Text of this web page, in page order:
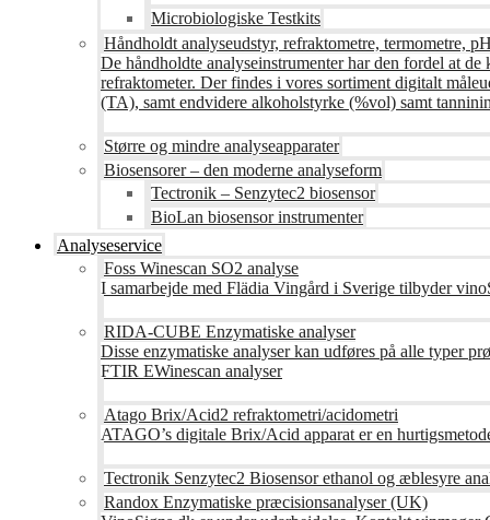
Microbiologiske Testkits
Håndholdt analyseudstyr, refraktometre, termometre,
De håndholdte analyseinstrumenter har den fordel at
refraktometer. Der findes i vores sortiment digitalt
(TA), samt endvidere alkoholstyrke (%vol) samt
Større og mindre analyseapparater
Biosensorer – den moderne analyseform
Tectronik – Senzytec2 biosensor
BioLan biosensor instrumenter
Analyseservice
Foss Winescan SO2 analyse
I samarbejde med Flädia Vingård i Sverige tilbyder
RIDA-CUBE Enzymatiske analyser
Disse enzymatiske analyser kan udføres på alle typer
FTIR EWinescan analyser
Atago Brix/Acid2 refraktometri/acidometri
ATAGO’s digitale Brix/Acid apparat er en
Tectronik Senzytec2 Biosensor ethanol og æblesyre
Randox Enzymatiske præcisionsanalyser (UK)